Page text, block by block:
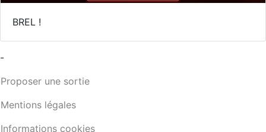
BREL !
-
Proposer une sortie
Mentions légales
Informations cookies